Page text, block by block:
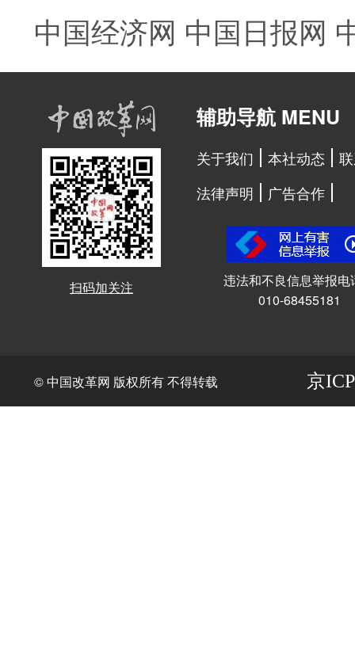
中国经济网 中国日报网
扫码加关注
辅助导航 MENU
关于我们 本社动态
法律声明
广告合作
违法和不良信息举报电
010-68455181
© 中国改革网 版权所有 不得转载 京